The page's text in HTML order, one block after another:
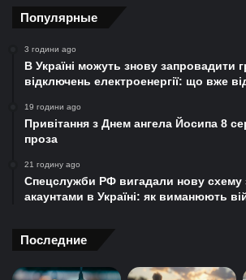
Популярные
3 години ago
В Україні можуть знову запровадити
відключень електроенергії: що вже
19 години ago
Привітання з Днем ангела Йосипа 8
проза
21 годину ago
Спецслужби РФ вигадали нову схему
акаунтами в Україні: як виманюють
Последние